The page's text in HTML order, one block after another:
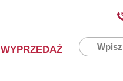
WYPRZEDAŻ